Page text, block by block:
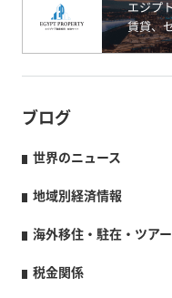
ブログ
世界のニュース
地域別経済情報
海外移住・駐在・ツアー
税金関係